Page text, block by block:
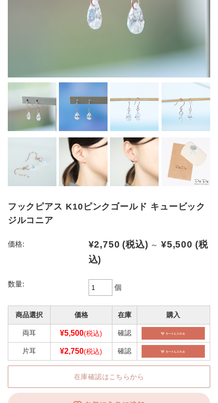
フックピアス K10ピンクゴールド キュービック
ジルコニア
価格: ¥2,750 (税込) ～ ¥5,500 (税
込)
数量: 個
商品選択 価格 在庫 購入
両耳 ¥5,500(税込) 確認
片耳 ¥2,750(税込) 確認
在庫確認はこちらから